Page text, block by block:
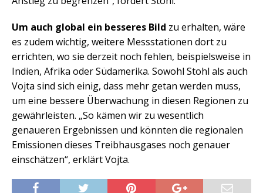
Um auch global ein besseres Bild zu erhalten, wäre
es zudem wichtig, weitere Messstationen dort zu
errichten, wo sie derzeit noch fehlen, beispielsweise in
Indien, Afrika oder Südamerika. Sowohl Stohl als auch
Vojta sind sich einig, dass mehr getan werden muss,
um eine bessere Überwachung in diesen Regionen zu
gewährleisten. „So kämen wir zu wesentlich
genaueren Ergebnissen und könnten die regionalen
Emissionen dieses Treibhausgases noch genauer
einschätzen“, erklärt Vojta.